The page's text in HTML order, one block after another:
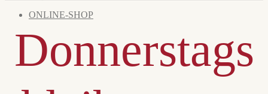
ONLINE-SHOP
Donnerstags